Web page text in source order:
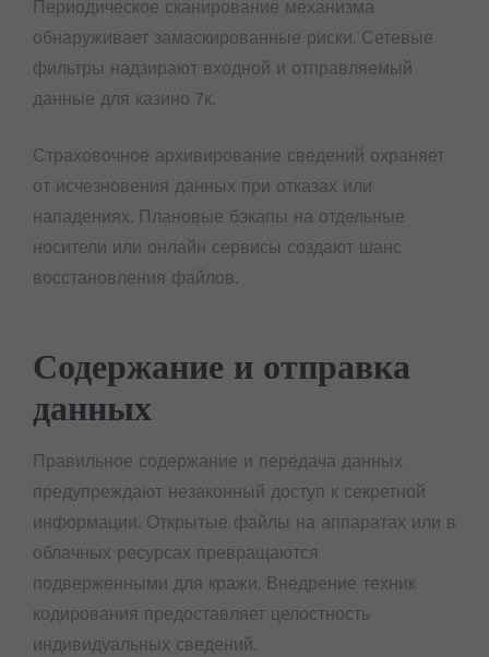
Периодическое сканирование механизма
обнаруживает замаскированные риски. Сетевые
фильтры надзирают входной и отправляемый
данные для казино 7к.
Страховочное архивирование сведений охраняет
от исчезновения данных при отказах или
нападениях. Плановые бэкапы на отдельные
носители или онлайн сервисы создают шанс
восстановления файлов.
Содержание и отправка
данных
Правильное содержание и передача данных
предупреждают незаконный доступ к секретной
информации. Открытые файлы на аппаратах или в
облачных ресурсах превращаются
подверженными для кражи. Внедрение техник
кодирования предоставляет целостность
индивидуальных сведений.